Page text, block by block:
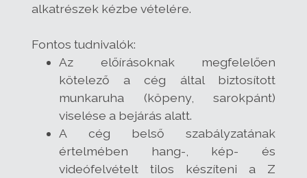
alkatrészek kézbe vételére.
Fontos tudnivalók:
Az előírásoknak megfelelően
kötelező a cég által biztosított
munkaruha (köpeny, sarokpánt)
viselése a bejárás alatt.
A cég belső szabályzatának
értelmében hang-, kép- és
videófelvételt tilos készíteni a Z